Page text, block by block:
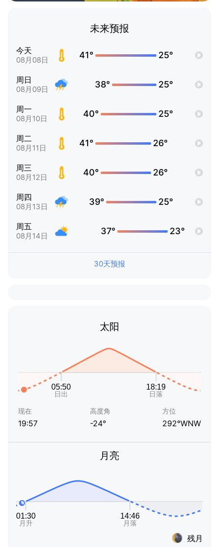
未来预报
今天
08月08日 41° 25°
周日
08月09日 38° 25°
周一
08月10日 40° 25°
周二
08月11日 41° 26°
周三
08月12日 40° 26°
周四
08月13日 39° 25°
周五
08月14日 37° 23°
30天预报
太阳
现在
19:57
高度角
-24°
方位
292°WNW
月亮
残月